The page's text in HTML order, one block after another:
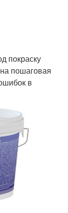
покраску
пошаговая
в